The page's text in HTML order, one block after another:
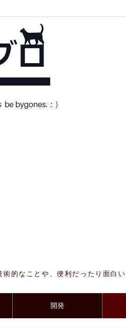
術的なことや、便利だったり面白
開発